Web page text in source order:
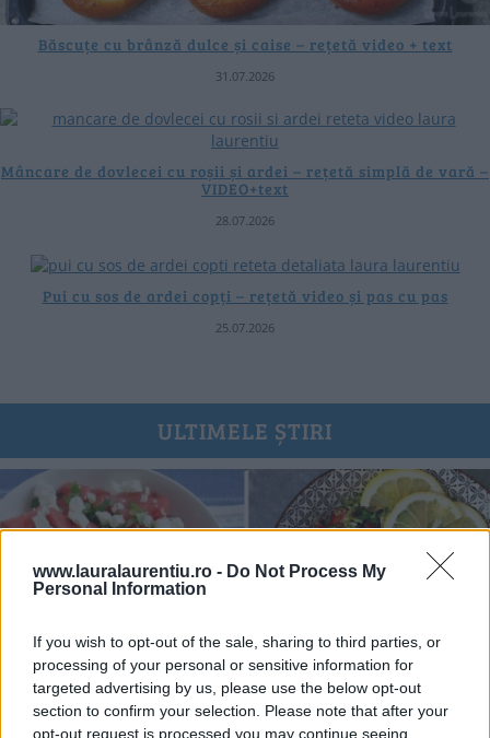
www.lauralaurentiu.ro - Do Not Process My
Personal Information
If you wish to opt-out of the sale, sharing to third parties, or
processing of your personal or sensitive information for
targeted advertising by us, please use the below opt-out
section to confirm your selection. Please note that after your
opt-out request is processed you may continue seeing
Băscuțe cu brânză dulce și caise – rețetă video + text
31.07.2026
Mâncare de dovlecei cu roșii și ardei – rețetă simplă de vară –
VIDEO+text
28.07.2026
Pui cu sos de ardei copți – rețetă video și pas cu pas
25.07.2026
ULTIMELE ȘTIRI